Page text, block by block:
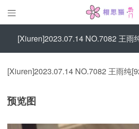

[Xiuren]2023.07.14 NO.7082 王雨
[Xiuren]2023.07.14 NO.7082 王雨纯
预览图